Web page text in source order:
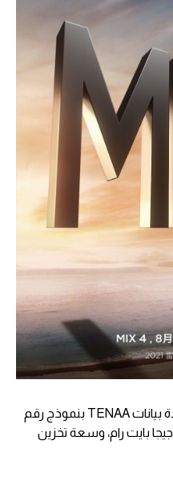
ولقد رصد هاتف Mi Mix 4 في قاعدة بيانات TENAA بنموذج رقم
2106118C وذاكرة عشوائية 8 أو 12 جيجا بايت رام، وسعة تخزين